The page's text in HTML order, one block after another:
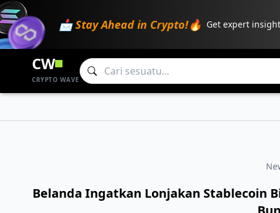
📩 Stay Ahead in Crypto!🔥 Get expert
CW
CRYPTO WAVE
Belanda Ingatkan Lonjakan Stablecoin